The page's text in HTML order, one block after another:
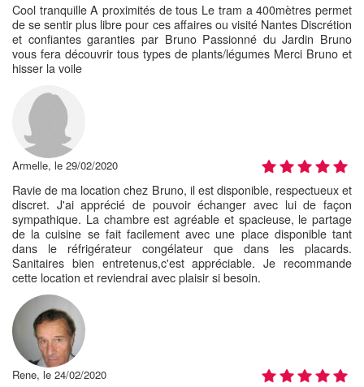
Cool tranquille A proximités de tous Le tram a 400mètres permet
de se sentir plus libre pour ces affaires ou visité Nantes Discrétion
et confiantes garanties par Bruno Passionné du Jardin Bruno
vous fera découvrir tous types de plants/légumes Merci Bruno et
hisser la voile
Armelle, le 29/02/2020
Ravie de ma location chez Bruno, il est disponible, respectueux et
discret. J'ai apprécié de pouvoir échanger avec lui de façon
sympathique. La chambre est agréable et spacieuse, le partage
de la cuisine se fait facilement avec une place disponible tant
dans le réfrigérateur congélateur que dans les placards.
Sanitaires bien entretenus,c'est appréciable. Je recommande
cette location et reviendrai avec plaisir si besoin.
Rene, le 24/02/2020